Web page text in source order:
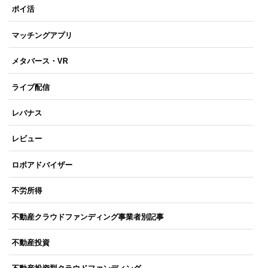
ポイ活
マッチングアプリ
メタバース・VR
ライブ配信
レバナス
レビュー
ロボアドバイザー
不労所得
不動産クラウドファンディング事業者別記事
不動産投資